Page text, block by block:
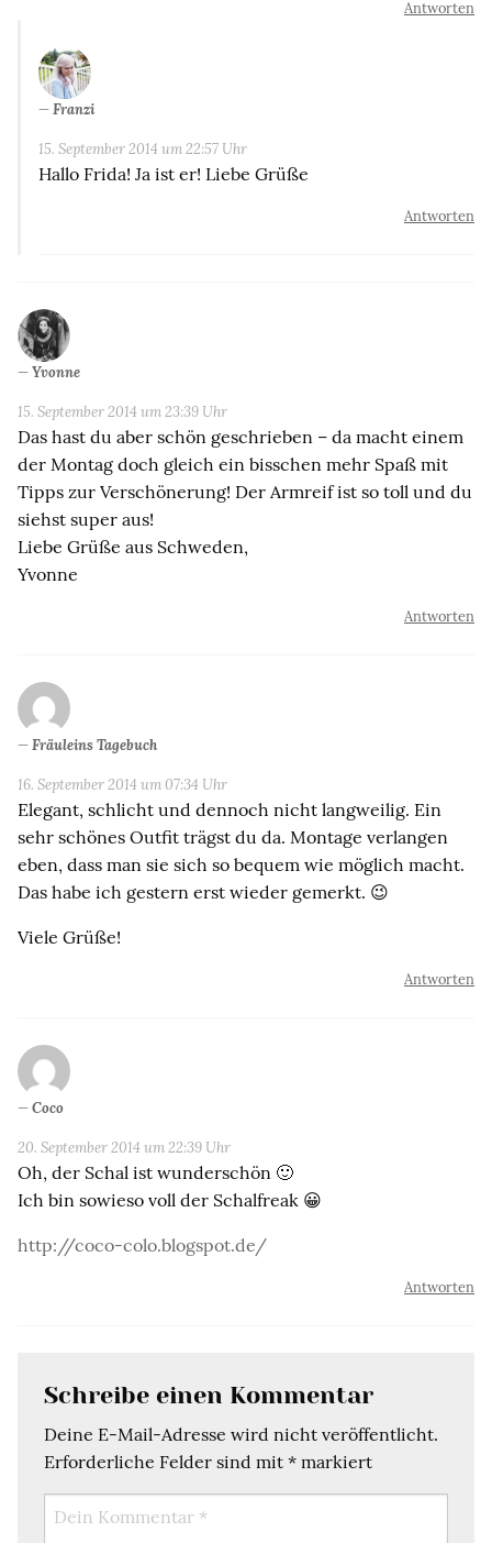
Antworten
Franzi
15. September 2014 um 22:57 Uhr
Hallo Frida! Ja ist er! Liebe Grüße
Antworten
Yvonne
15. September 2014 um 23:39 Uhr
Das hast du aber schön geschrieben – da macht einem
der Montag doch gleich ein bisschen mehr Spaß mit
Tipps zur Verschönerung! Der Armreif ist so toll und du
siehst super aus!
Liebe Grüße aus Schweden,
Yvonne
Antworten
Fräuleins Tagebuch
16. September 2014 um 07:34 Uhr
Elegant, schlicht und dennoch nicht langweilig. Ein
sehr schönes Outfit trägst du da. Montage verlangen
eben, dass man sie sich so bequem wie möglich macht.
Das habe ich gestern erst wieder gemerkt. 😉
Viele Grüße!
Antworten
Coco
20. September 2014 um 22:39 Uhr
Oh, der Schal ist wunderschön 🙂
Ich bin sowieso voll der Schalfreak 😀
http://coco-colo.blogspot.de/
Antworten
Schreibe einen Kommentar
Deine E-Mail-Adresse wird nicht veröffentlicht.
Erforderliche Felder sind mit * markiert